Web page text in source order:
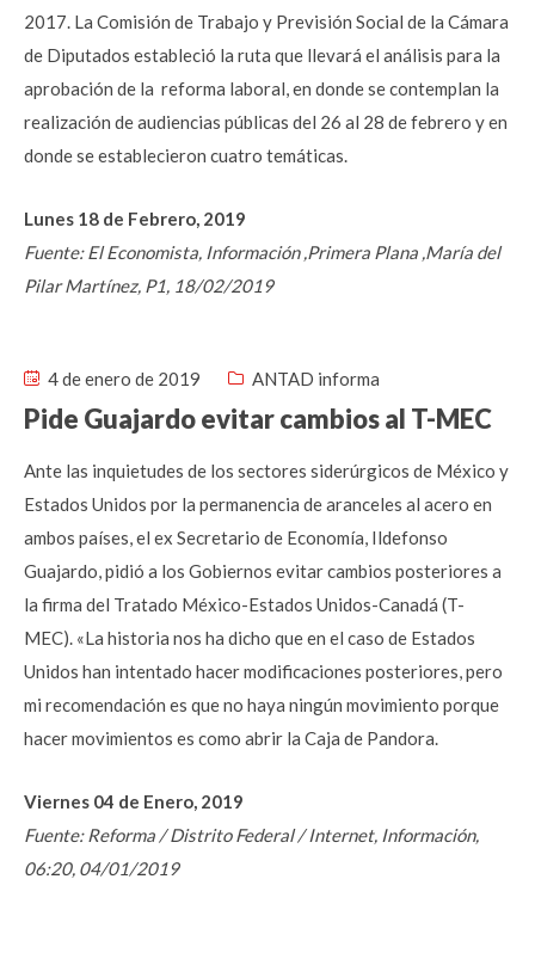
2017. La Comisión de Trabajo y Previsión Social de la Cámara
de Diputados estableció la ruta que llevará el análisis para la
aprobación de la reforma laboral, en donde se contemplan la
realización de audiencias públicas del 26 al 28 de febrero y en
donde se establecieron cuatro temáticas.
Lunes 18 de Febrero, 2019
Fuente: El Economista, Información ,Primera Plana ,María del
Pilar Martínez, P1, 18/02/2019
4 de enero de 2019 ANTAD informa
Pide Guajardo evitar cambios al T-MEC
Ante las inquietudes de los sectores siderúrgicos de México y
Estados Unidos por la permanencia de aranceles al acero en
ambos países, el ex Secretario de Economía, Ildefonso
Guajardo, pidió a los Gobiernos evitar cambios posteriores a
la firma del Tratado México-Estados Unidos-Canadá (T-
MEC). «La historia nos ha dicho que en el caso de Estados
Unidos han intentado hacer modificaciones posteriores, pero
mi recomendación es que no haya ningún movimiento porque
hacer movimientos es como abrir la Caja de Pandora.
Viernes 04 de Enero, 2019
Fuente: Reforma / Distrito Federal / Internet, Información,
06:20, 04/01/2019